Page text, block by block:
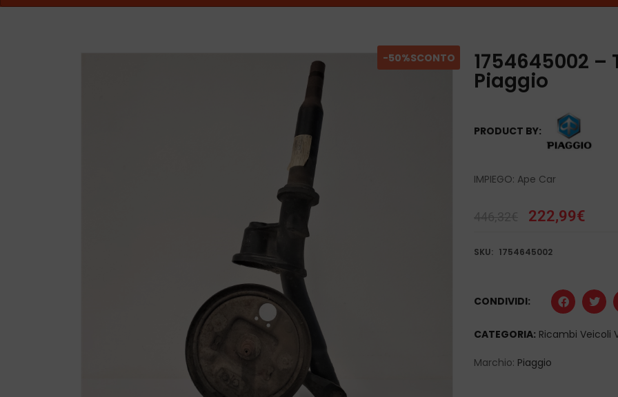
-50%SCONTO 1754645002 –
Piaggio
PRODUCT BY:
IMPIEGO: Ape Car
222,99€
SKU: 1754645002
CONDIVIDI:
CATEGORIA: Ricambi Veicoli
Marchio: Piaggio